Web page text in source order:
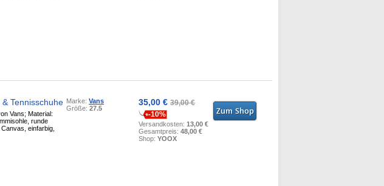
Tennisschuhe
Vans; Material:
runde
einfarbig,
Marke:Vans
Größe:27.5
35,00 €39,00 €
-10%
Versandkosten:13,00 €
Gesamtpreis:48,00 €
Shop:YOOX